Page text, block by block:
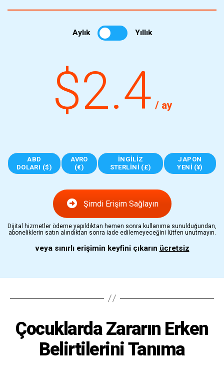
Aylık Yıllık
$2.4 / ay
ABD
DOLARI ($)
AVRO
(€)
İNGILIZ
STERLINI (£)
JAPON
YENI (¥)
Şimdi Erişim Sağlayın
Dijital hizmetler ödeme yapıldıktan hemen sonra kullanıma sunulduğundan,
aboneliklerin satın alındıktan sonra iade edilemeyeceğini lütfen unutmayın.
veya sınırlı erişimin keyfini çıkarın ücretsiz
Çocuklarda Zararın Erken
Belirtilerini Tanıma